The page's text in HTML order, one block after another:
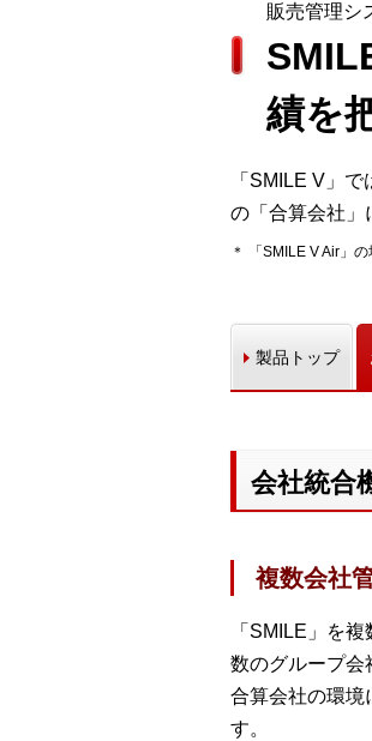
販売管理シ
績を
「SMILE V」
の「合算会社」
＊ 「SMILE V Air」
製品トップ
会社統合
複数会社
「SMILE」を
数のグループ会
合算会社の環境
す。